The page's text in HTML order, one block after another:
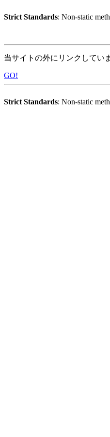
Strict Standards: Non-static
当サイトの外にリンクしてい
GO!
Strict Standards: Non-static